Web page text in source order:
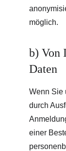
möglich.
b) Von
Daten
Wenn Sie
durch
einer